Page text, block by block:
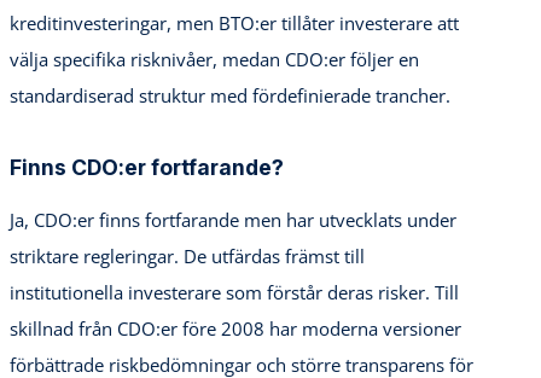
kreditinvesteringar, men BTO:er tillåter investerare att
välja specifika risknivåer, medan CDO:er följer en
standardiserad struktur med fördefinierade trancher.
Finns CDO:er fortfarande?
Ja, CDO:er finns fortfarande men har utvecklats under
striktare regleringar. De utfärdas främst till
institutionella investerare som förstår deras risker. Till
skillnad från CDO:er före 2008 har moderna versioner
förbättrade riskbedömningar och större transparens för